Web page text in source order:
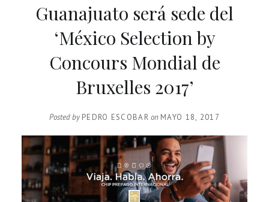
Guanajuato será sede del
‘México Selection by
Concours Mondial de
Bruxelles 2017’
Posted by PEDRO ESCOBAR on MAYO 18, 2017